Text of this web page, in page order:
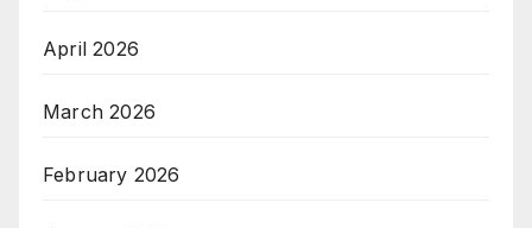
April 2026
March 2026
February 2026